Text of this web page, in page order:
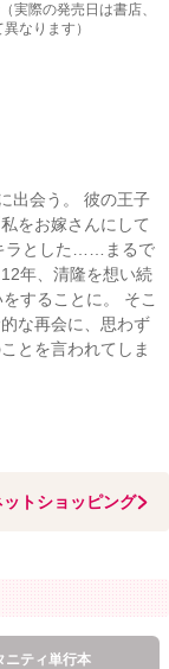
実際の発売日は書店、
なります）
出会う。 彼の王子
をお嫁さんにして
ラとした……まるで
年、清隆を想い続
することに。 そこ
な再会に、思わず
とを言われてしま
トショッピング
ニティ単行本